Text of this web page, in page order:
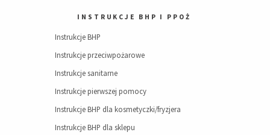
INSTRUKCJE BHP I PPOŻ
Instrukcje BHP
Instrukcje przeciwpożarowe
Instrukcje sanitarne
Instrukcje pierwszej pomocy
Instrukcje BHP dla kosmetyczki/fryzjera
Instrukcje BHP dla sklepu